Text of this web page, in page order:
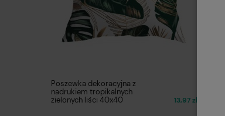
Poszewka dekoracyjna z
nadrukiem tropikalnych
zielonych liści 40x40
13,97 zł